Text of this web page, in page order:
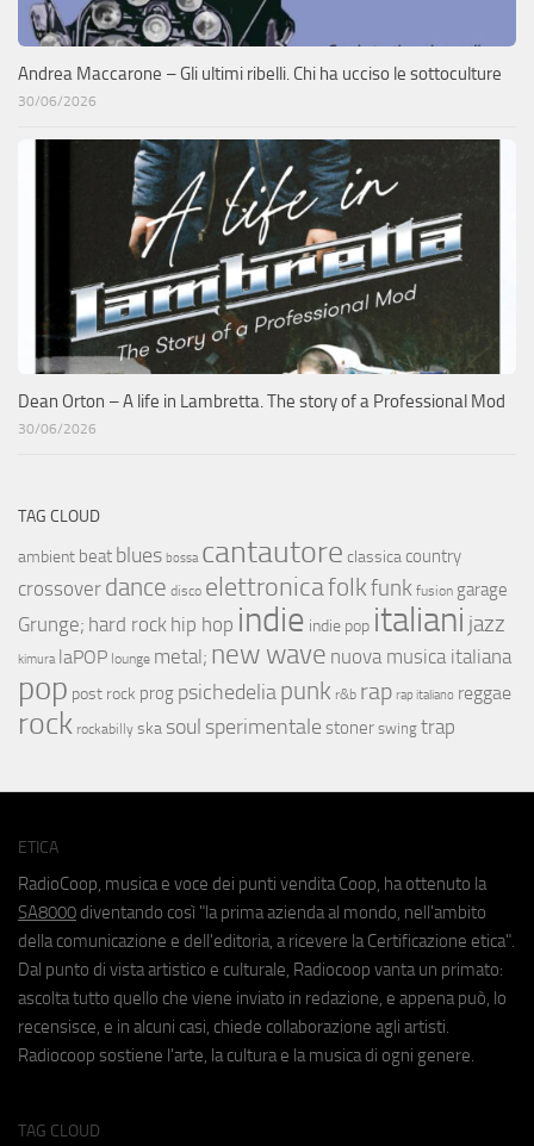
Andrea Maccarone – Gli ultimi ribelli. Chi ha ucciso le sottoculture
30/06/2026
Dean Orton – A life in Lambretta. The story of a Professional Mod
30/06/2026
TAG CLOUD
ambient beat blues bossa cantautore classica country
crossover dance disco elettronicafolkfunk fusion garage
Grunge; hard rock hip hop indie indie pop italiani jazz
kimura laPOP lounge metal; new wave nuova musica italiana
pop post rock prog psichedeliapunk r&b rap rap italiano reggae
rock rockabilly ska soul sperimentale stoner swing trap
ETICA
RadioCoop, musica e voce dei punti vendita Coop, ha ottenuto la
SA8000 diventando così "la prima azienda al mondo, nell'ambito
della comunicazione e dell'editoria, a ricevere la Certificazione etica".
Dal punto di vista artistico e culturale, Radiocoop vanta un primato:
ascolta tutto quello che viene inviato in redazione, e appena può, lo
recensisce, e in alcuni casi, chiede collaborazione agli artisti.
Radiocoop sostiene l'arte, la cultura e la musica di ogni genere.
TAG CLOUD